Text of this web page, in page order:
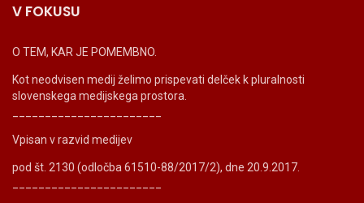
V FOKUSU
O TEM, KAR JE POMEMBNO.
Kot neodvisen medij želimo prispevati delček k pluralnosti
slovenskega medijskega prostora.
Vpisan v razvid medijev
pod št. 2130 (odločba 61510-88/2017/2), dne 20.9.2017.